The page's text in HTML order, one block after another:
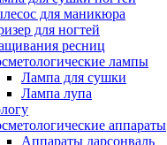
для маникюра
для ногтей
ресниц
лампы
Лампа для сушки
Лампа лупа
аппараты
Аппараты дарсонваль